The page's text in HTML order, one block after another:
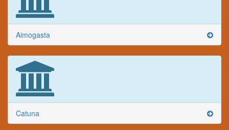
Aimogasta
Catuna